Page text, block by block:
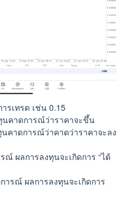
รเทรด เช่น 0.15
นคาดการณ์ว่าราคาจะขึ้น
คาดการณ์ว่าคาดว่าราคาจะลง
ณ์ ผลการลงทุนจะเกิดการ “ได้
ารณ์ ผลการลงทุนจะเกิดการ